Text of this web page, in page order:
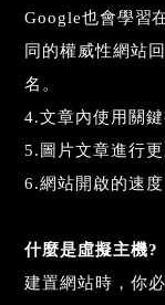
Google也會學習
同的權威性網站
名。
4.文章內使用關
5.圖片文章進行
6.網站開啟的速度
什麼是虛擬主機?
建置網站時，你